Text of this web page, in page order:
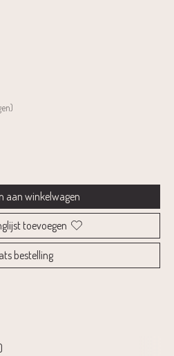
is
aan winkelwagen
toevoegen
bestelling